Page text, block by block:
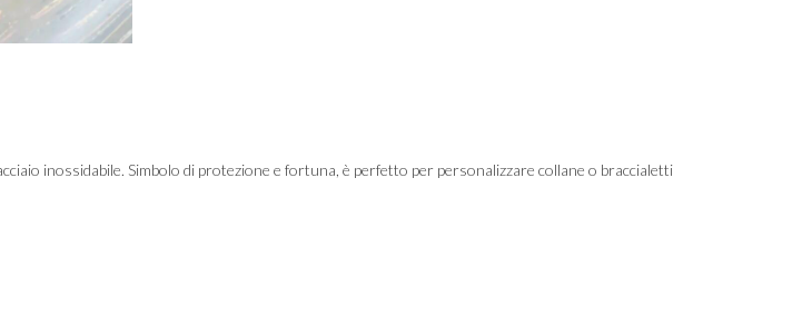
inossidabile. Simbolo di protezione e fortuna, è perfetto per personalizzare collane o braccialetti